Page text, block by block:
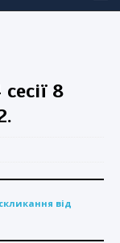
8
від